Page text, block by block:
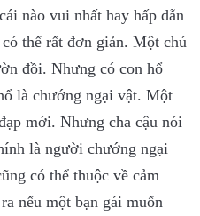
nào vui nhất hay hấp dẫn
thể rất đơn giản. Một chú
đồi. Nhưng có con hổ
là chướng ngại vật. Một
mới. Nhưng cha cậu nói
là người chướng ngại
có thể thuộc về cảm
nếu một bạn gái muốn